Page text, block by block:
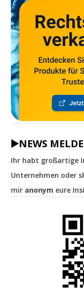
▶️NEWS
Ihr habt großartige
Unternehmen oder
mir anonym eure